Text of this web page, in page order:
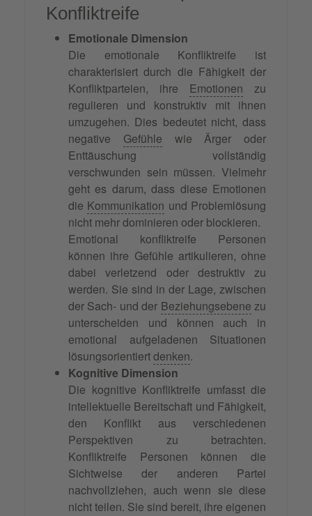
Konfliktreife
Emotionale Dimension
Die emotionale Konfliktreife ist
charakterisiert durch die Fähigkeit der
Konfliktparteien, ihre Emotionen zu
regulieren und konstruktiv mit ihnen
umzugehen. Dies bedeutet nicht, dass
negative Gefühle wie Ärger oder
Enttäuschung vollständig
verschwunden sein müssen. Vielmehr
geht es darum, dass diese Emotionen
die Kommunikation und Problemlösung
nicht mehr dominieren oder blockieren.
Emotional konfliktreife Personen
können ihre Gefühle artikulieren, ohne
dabei verletzend oder destruktiv zu
werden. Sie sind in der Lage, zwischen
der Sach- und der Beziehungsebene zu
unterscheiden und können auch in
emotional aufgeladenen Situationen
lösungsorientiertdenken.
Kognitive Dimension
Die kognitive Konfliktreife umfasst die
intellektuelle Bereitschaft und Fähigkeit,
den Konflikt aus verschiedenen
Perspektiven zu betrachten.
Konfliktreife Personen können die
Sichtweise der anderen Partei
nachvollziehen, auch wenn sie diese
nicht teilen. Sie sind bereit, ihre eigenen